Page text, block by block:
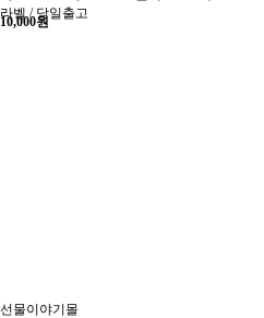
라벨 / 당일출고
10,000원
선물이야기몰